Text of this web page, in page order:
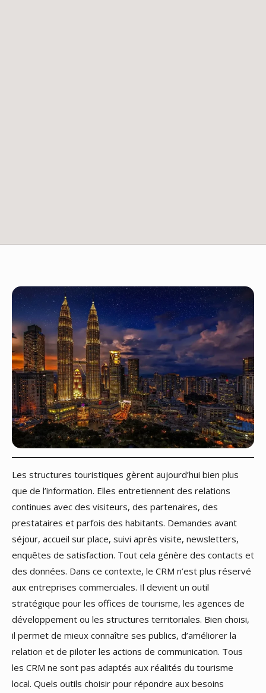
Les structures touristiques gèrent aujourd’hui bien plus
que de l’information. Elles entretiennent des relations
continues avec des visiteurs, des partenaires, des
prestataires et parfois des habitants. Demandes avant
séjour, accueil sur place, suivi après visite, newsletters,
enquêtes de satisfaction. Tout cela génère des contacts et
des données. Dans ce contexte, le CRM n’est plus réservé
aux entreprises commerciales. Il devient un outil
stratégique pour les offices de tourisme, les agences de
développement ou les structures territoriales. Bien choisi,
il permet de mieux connaître ses publics, d’améliorer la
relation et de piloter les actions de communication. Tous
les CRM ne sont pas adaptés aux réalités du tourisme
local. Quels outils choisir pour répondre aux besoins